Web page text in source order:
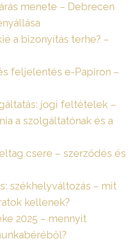
menete – Debrecen
a bizonyítás terhe? –
feljelentés e-Papíron –
jogi feltételek –
a szolgáltatónak és a
csere – szerződés és
székhelyváltozás – mit
kellenek?
2025 – mennyit